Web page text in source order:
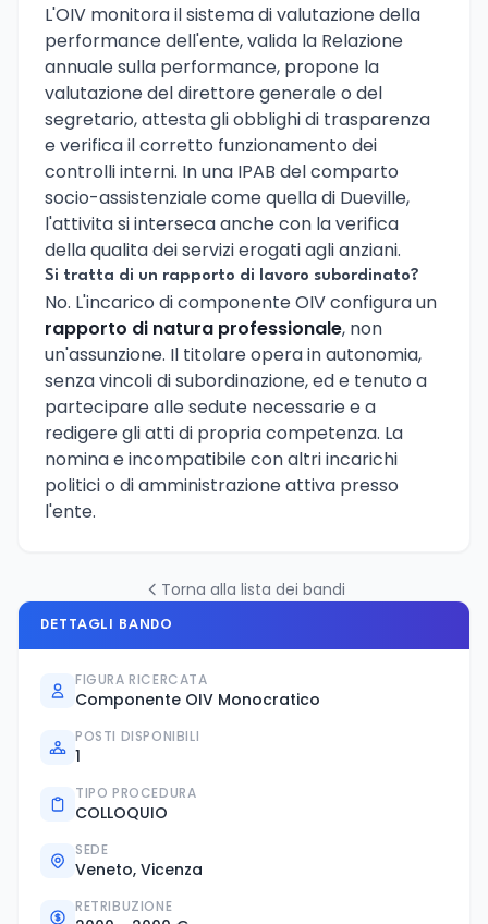
L'OIV monitora il sistema di valutazione della
performance dell'ente, valida la Relazione
annuale sulla performance, propone la
valutazione del direttore generale o del
segretario, attesta gli obblighi di trasparenza
e verifica il corretto funzionamento dei
controlli interni. In una IPAB del comparto
socio-assistenziale come quella di Dueville,
l'attivita si interseca anche con la verifica
della qualita dei servizi erogati agli anziani.
Si tratta di un rapporto di lavoro subordinato?
No. L'incarico di componente OIV configura un
rapporto di natura professionale, non
un'assunzione. Il titolare opera in autonomia,
senza vincoli di subordinazione, ed e tenuto a
partecipare alle sedute necessarie e a
redigere gli atti di propria competenza. La
nomina e incompatibile con altri incarichi
politici o di amministrazione attiva presso
l'ente.
Torna alla lista dei bandi
DETTAGLI BANDO
FIGURA RICERCATA
Componente OIV Monocratico
POSTI DISPONIBILI
1
TIPO PROCEDURA
COLLOQUIO
SEDE
Veneto, Vicenza
RETRIBUZIONE